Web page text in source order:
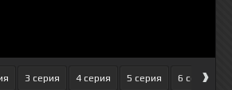
3 серия 4 серия 5 серия 6 серия
›